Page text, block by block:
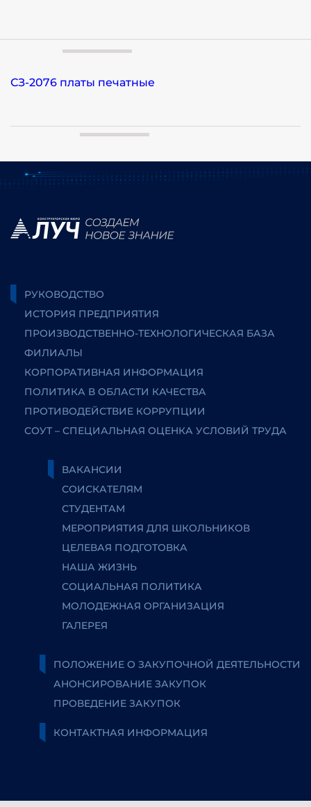
СЗ-2076 платы печатные
РУКОВОДСТВО
ИСТОРИЯ ПРЕДПРИЯТИЯ
ПРОИЗВОДСТВЕННО-ТЕХНОЛОГИЧЕСКАЯ БАЗА
ФИЛИАЛЫ
КОРПОРАТИВНАЯ ИНФОРМАЦИЯ
ПОЛИТИКА В ОБЛАСТИ КАЧЕСТВА
ПРОТИВОДЕЙСТВИЕ КОРРУПЦИИ
СОУТ – СПЕЦИАЛЬНАЯ ОЦЕНКА УСЛОВИЙ ТРУДА
ВАКАНСИИ
СОИСКАТЕЛЯМ
СТУДЕНТАМ
МЕРОПРИЯТИЯ ДЛЯ ШКОЛЬНИКОВ
ЦЕЛЕВАЯ ПОДГОТОВКА
НАША ЖИЗНЬ
СОЦИАЛЬНАЯ ПОЛИТИКА
МОЛОДЕЖНАЯ ОРГАНИЗАЦИЯ
ГАЛЕРЕЯ
ПОЛОЖЕНИЕ О ЗАКУПОЧНОЙ ДЕЯТЕЛЬНОСТИ
АНОНСИРОВАНИЕ ЗАКУПОК
ПРОВЕДЕНИЕ ЗАКУПОК
КОНТАКТНАЯ ИНФОРМАЦИЯ